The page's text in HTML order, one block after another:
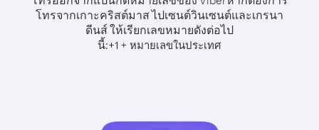
โทรจากเกาะคริสต์มาส ไปเซนต์วินเซนต์และเกรนา
ดีนส์ ให้เรียกเลขหมายดังต่อไป
นี้:+1 + หมายเลขในประเทศ